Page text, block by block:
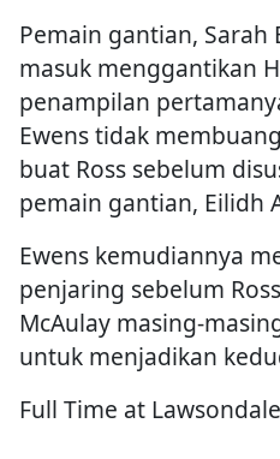
Pemain gantian, Sarah
masuk menggantikan
penampilan
Ewens tidak
buat Ross sebelum
pemain gantian, Eilidh
Ewens kemudiannya
penjaring sebelum
McAulay masing-
untuk menjadikan
Full Time at Lawsondale